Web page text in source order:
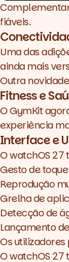
fiáveis.
Uma das
ainda mais
Outra
Fitness e
O GymKit
experiência
Interface e
O watchOS 27
Gesto de
Reprodução
Grelha de
Detecção de
Lançamento
Os
O watchOS